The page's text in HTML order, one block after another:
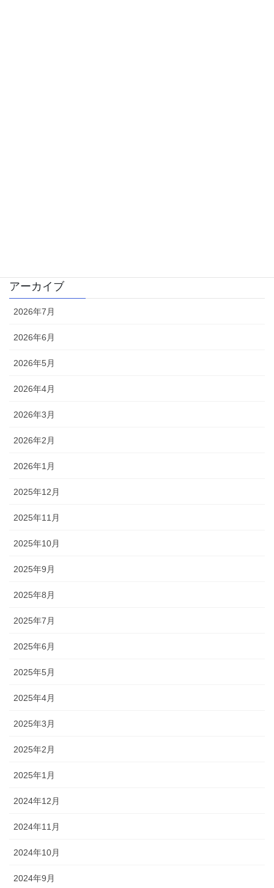
アーカイブ
2026年7月
2026年6月
2026年5月
2026年4月
2026年3月
2026年2月
2026年1月
2025年12月
2025年11月
2025年10月
2025年9月
2025年8月
2025年7月
2025年6月
2025年5月
2025年4月
2025年3月
2025年2月
2025年1月
2024年12月
2024年11月
2024年10月
2024年9月